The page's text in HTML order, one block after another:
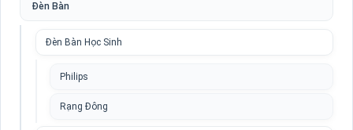
Đèn Bàn
Đèn Bàn Học Sinh
Philips
Rạng Đông